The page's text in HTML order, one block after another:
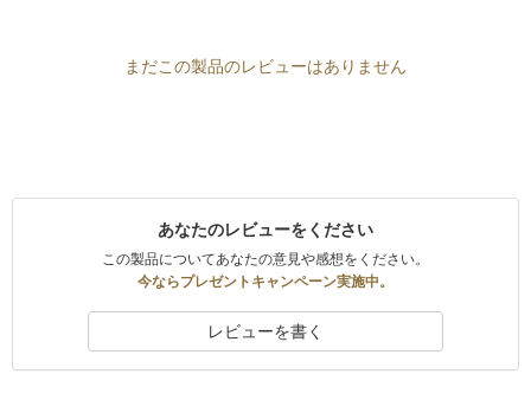
まだこの製品のレビューはありません
あなたのレビューをください
この製品についてあなたの意見や感想をください。
今ならプレゼントキャンペーン実施中。
レビューを書く